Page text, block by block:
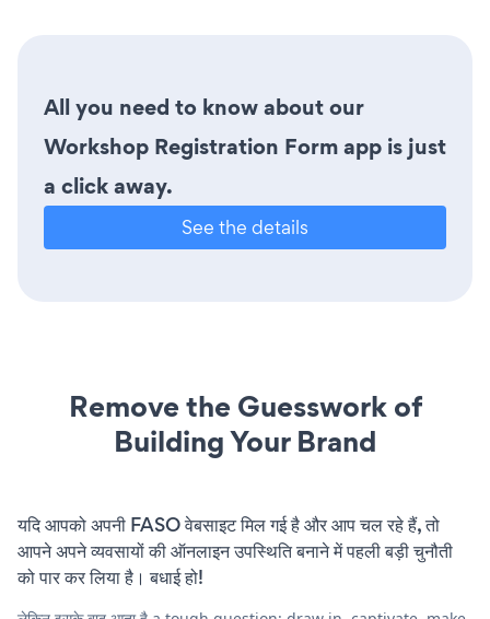
All you need to know about our
Workshop Registration Form app is just
a click away.
See the details
Remove the Guesswork of
Building Your Brand
यदि आपको अपनी FASO वेबसाइट मिल गई है और आप चल रहे हैं, तो
आपने अपने व्यवसायों की ऑनलाइन उपस्थिति बनाने में पहली बड़ी चुनौती
को पार कर लिया है। बधाई हो!